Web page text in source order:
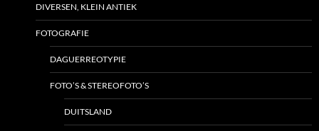
DIVERSEN, KLEIN ANTIEK
FOTOGRAFIE
DAGUERREOTYPIE
FOTO’S & STEREOFOTO’S
DUITSLAND